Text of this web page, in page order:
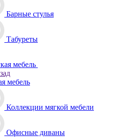
Барные стулья
Табуреты
мебель
мебель
Коллекции мягкой мебели
Офисные диваны